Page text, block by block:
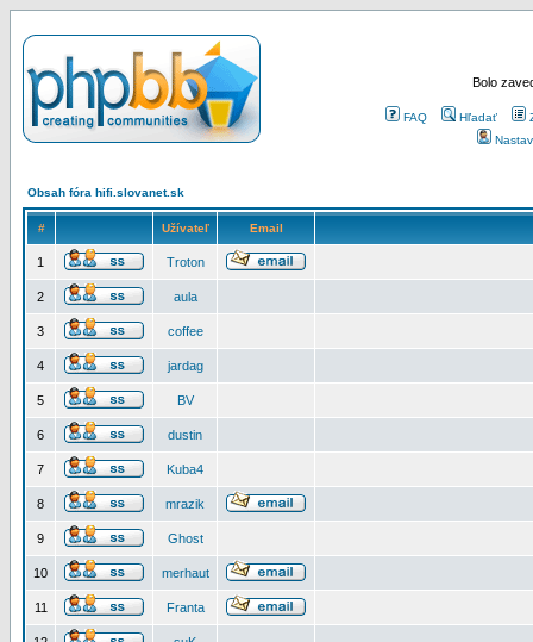
Bolo
FAQ Hľadať
Obsah fóra hifi.slovanet.sk
# Užívateľ Email
1 Troton
2 aula
3 coffee
4 jardag
5 BV
6 dustin
7 Kuba4
8 mrazik
9 Ghost
10 merhaut
11 Franta